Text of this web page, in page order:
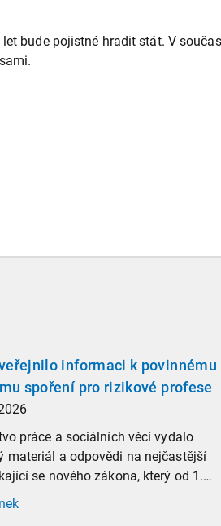
bude pojistné hradit stát. V
informaci k povinnému
spoření pro rizikové profese
práce a sociálních věcí vydalo
materiál a odpovědi na nejčastější
se nového zákona, který od 1.
zavádí povinnost zaměstnavatelů
spoření na stáří zaměstnancům v